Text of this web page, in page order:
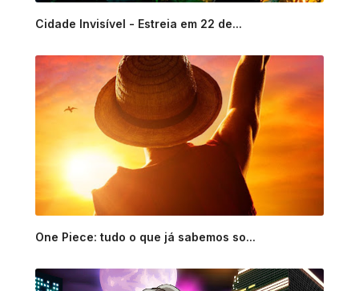
Cidade Invisível - Estreia em 22 de...
One Piece: tudo o que já sabemos so...